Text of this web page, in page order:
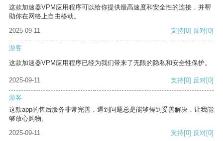
这款加速器VPM应用程序可以给你提供最高速度和安全性的连接，并帮
助你在网络上自由移动。
2025-09-11
支持[0] 反对[0]
游客
这款加速器VPM应用程序已经为我们带来了无限的隐私和安全性保护。
2025-09-11 支持[0] 反对[0]
游客
这款app的售后服务非常完善，遇到问题总是能够得到妥善解决，让我能
够放心购物。
2025-09-11
支持[0] 反对[0]